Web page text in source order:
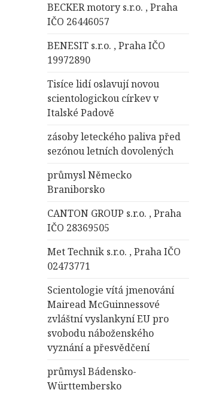
BECKER motory s.r.o. , Praha
IČO 26446057
BENESIT s.r.o. , Praha IČO
19972890
Tisíce lidí oslavují novou
scientologickou církev v
Italské Padově
zásoby leteckého paliva před
sezónou letních dovolených
průmysl Německo
Braniborsko
CANTON GROUP s.r.o. , Praha
IČO 28369505
Met Technik s.r.o. , Praha IČO
02473771
Scientologie vítá jmenování
Mairead McGuinnessové
zvláštní vyslankyní EU pro
svobodu náboženského
vyznání a přesvědčení
průmysl Bádensko-
Württembersko